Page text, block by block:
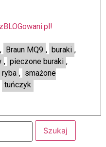
, Braun MQ9 , buraki ,
, pieczone buraki ,
ryba , smażone
tuńczyk